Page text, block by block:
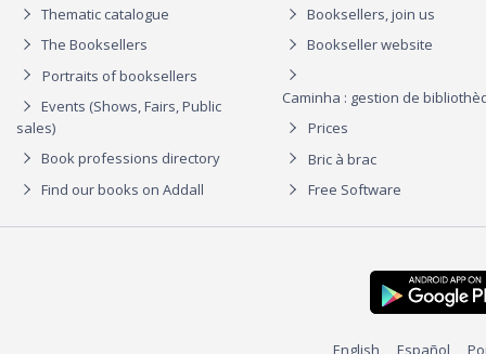
Thematic catalogue
The Booksellers
Portraits of booksellers
Events (Shows, Fairs, Public
sales)
Book professions directory
Find our books on Addall
Booksellers, join us
Bookseller website
Caminha : gestion de
Prices
Bric à brac
Free Software
English Español